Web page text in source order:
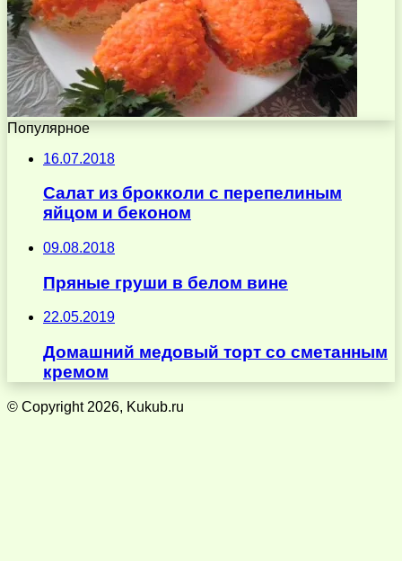
Популярное
16.07.2018
Салат из брокколи с перепелиным
яйцом и беконом
09.08.2018
Пряные груши в белом вине
22.05.2019
Домашний медовый торт со сметанным
кремом
© Copyright 2026, Kukub.ru